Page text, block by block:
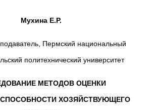
Мухина Е.Р.
Пермский национальный
политехнический университет
МЕТОДОВ ОЦЕНКИ
ХОЗЯЙСТВУЮЩЕГО